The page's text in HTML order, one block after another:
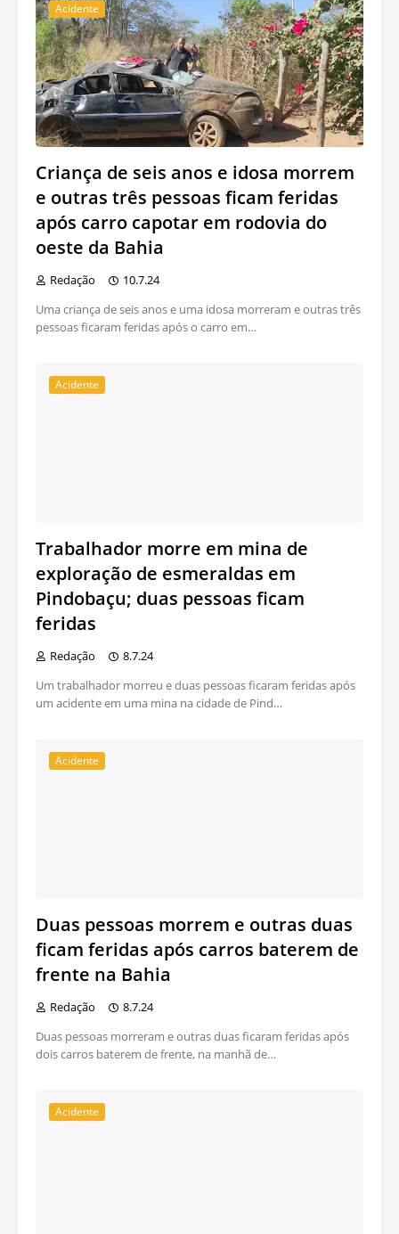
Acidente
Criança de seis anos e idosa morrem
e outras três pessoas ficam feridas
após carro capotar em rodovia do
oeste da Bahia
Redação
10.7.24
Uma criança de seis anos e uma idosa morreram e outras três
pessoas ficaram feridas após o carro em…
Acidente
Trabalhador morre em mina de
exploração de esmeraldas em
Pindobaçu; duas pessoas ficam
feridas
Redação
8.7.24
Um trabalhador morreu e duas pessoas ficaram feridas após
um acidente em uma mina na cidade de Pind…
Acidente
Duas pessoas morrem e outras duas
ficam feridas após carros baterem de
frente na Bahia
Redação
8.7.24
Duas pessoas morreram e outras duas ficaram feridas após
dois carros baterem de frente, na manhã de…
Acidente